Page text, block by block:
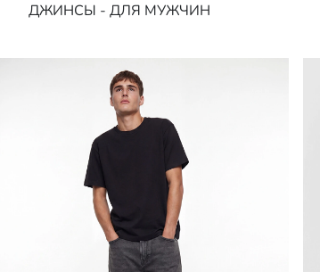
ДЖИНСЫ - ДЛЯ МУЖЧИН